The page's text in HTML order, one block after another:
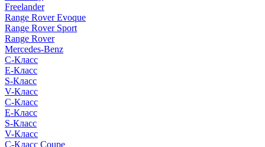
Freelander
Range Rover Evoque
Range Rover Sport
Range Rover
Mercedes-Benz
C-Класс
E-Класс
S-Класс
V-Класс
C-Класс
E-Класс
S-Класс
V-Класс
C-Класс Coupe